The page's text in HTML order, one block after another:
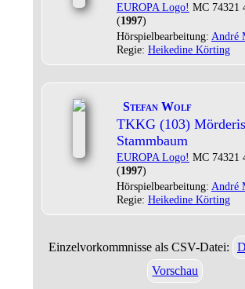
EUROPA Logo! MC 74321
(1997)
Hörspielbearbeitung: André
Regie: Heikedine Körting
Stefan Wolf
TKKG (103)
Stammbaum
EUROPA Logo! MC 74321
(1997)
Hörspielbearbeitung: André
Regie: Heikedine Körting
Einzelvorkommnisse als CSV-Datei:
Vorschau